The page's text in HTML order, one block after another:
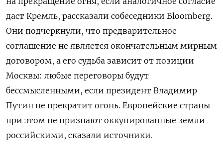
даст Кремль, рассказали собеседники Bloomberg.
Они подчеркнули, что предварительное
соглашение не является окончательным мирным
договором, а его судьба зависит от позиции
Москвы: любые переговоры будут
бессмысленными, если президент Владимир
Путин не прекратит огонь. Европейские страны
при этом не признают оккупированные земли
российскими, сказали источники.